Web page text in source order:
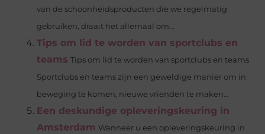
van de schoonheidsproducten die we regelmatig
gebruiken, draait het allemaal om...
Tips om lid te worden van sportclubs en
teams Tips om lid te worden van sportclubs en teams
Sportclubs en teams zijn een geweldige manier om in
beweging te komen, nieuwe vrienden te maken...
Een deskundige opleveringskeuring in
Amsterdam Wanneer u een opleveringskeuring in